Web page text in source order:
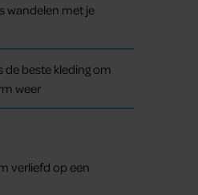
wandelen met je
de beste kleding om
weer
verliefd op een